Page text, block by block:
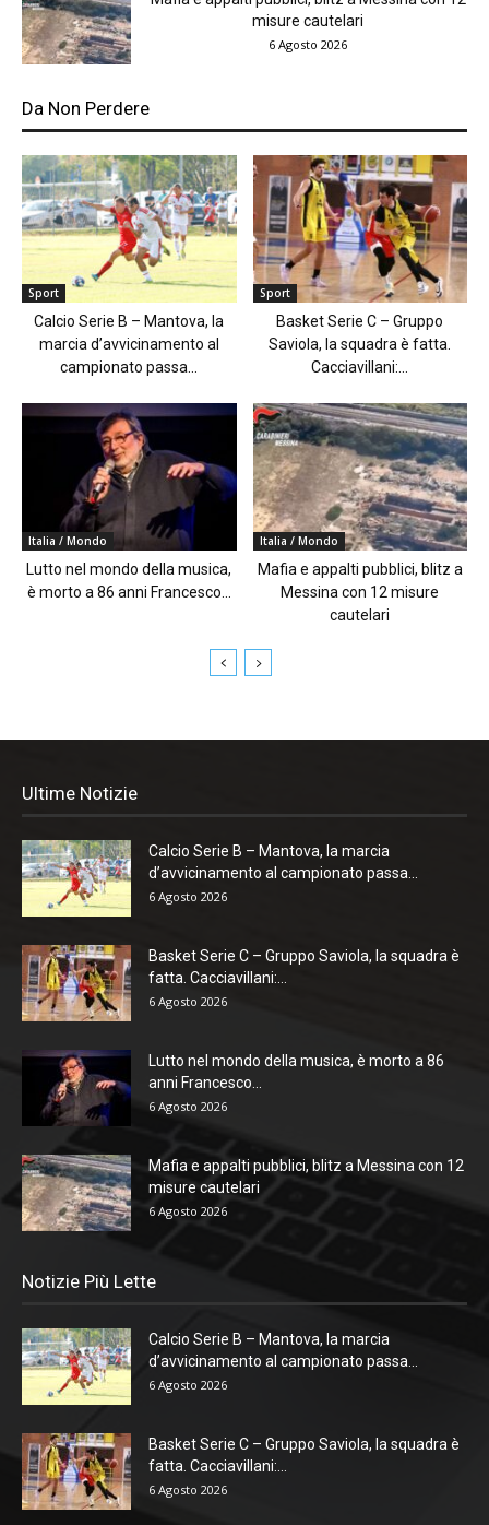
misure cautelari
6 Agosto 2026
Da Non Perdere
Sport
Calcio Serie B – Mantova, la
marcia d’avvicinamento al
campionato passa...
Sport
Basket Serie C – Gruppo
Saviola, la squadra è fatta.
Cacciavillani:...
Italia / Mondo
Lutto nel mondo della musica,
è morto a 86 anni Francesco...
Italia / Mondo
Mafia e appalti pubblici, blitz a
Messina con 12 misure
cautelari
Ultime Notizie
Calcio Serie B – Mantova, la marcia
d’avvicinamento al campionato passa...
6 Agosto 2026
Basket Serie C – Gruppo Saviola, la squadra è
fatta. Cacciavillani:...
6 Agosto 2026
Lutto nel mondo della musica, è morto a 86
anni Francesco...
6 Agosto 2026
Mafia e appalti pubblici, blitz a Messina con 12
misure cautelari
6 Agosto 2026
Notizie Più Lette
Calcio Serie B – Mantova, la marcia
d’avvicinamento al campionato passa...
6 Agosto 2026
Basket Serie C – Gruppo Saviola, la squadra è
fatta. Cacciavillani:...
6 Agosto 2026